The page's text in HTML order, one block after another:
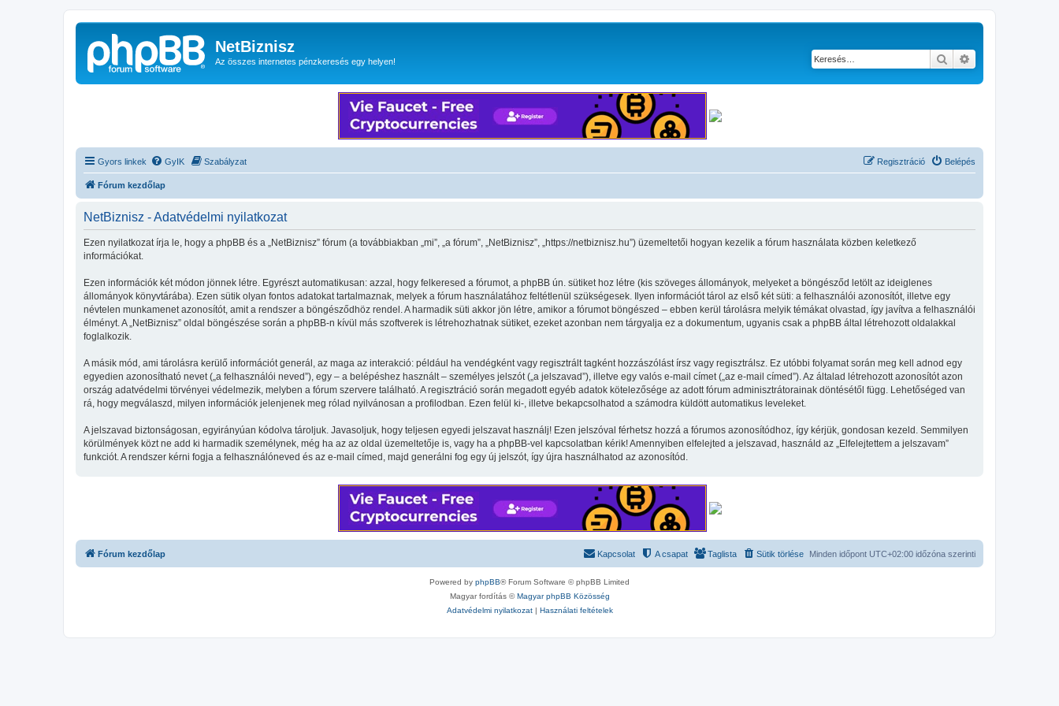
NetBiznisz
Az összes internetes pénzkeresés egy helyen! Keresés
Gyors linkek GyIK Szabályzat Belépés
Regisztráció
Fórum kezdőlap
NetBiznisz - Adatvédelmi nyilatkozat
Ezen nyilatkozat írja le, hogy a phpBB és a „NetBiznisz” fórum (a továbbiakban „mi”, „a fórum”, „NetBiznisz”, „https://netbiznisz.hu”) üzemeltetői hogyan kezelik a fórum használata közben keletkező
információkat.
Ezen információk két módon jönnek létre. Egyrészt automatikusan: azzal, hogy felkeresed a fórumot, a phpBB ún. sütiket hoz létre (kis szöveges állományok, melyeket a böngésződ letölt az ideiglenes
állományok könyvtárába). Ezen sütik olyan fontos adatokat tartalmaznak, melyek a fórum használatához feltétlenül szükségesek. Ilyen információt tárol az első két süti: a felhasználói azonosítót, illetve egy
névtelen munkamenet azonosítót, amit a rendszer a böngésződhöz rendel. A harmadik süti akkor jön létre, amikor a fórumot böngészed – ebben kerül tárolásra melyik témákat olvastad, így javítva a felhasználói
élményt. A „NetBiznisz” oldal böngészése során a phpBB-n kívül más szoftverek is létrehozhatnak sütiket, ezeket azonban nem tárgyalja ez a dokumentum, ugyanis csak a phpBB által létrehozott oldalakkal
foglalkozik.
A másik mód, ami tárolásra kerülő információt generál, az maga az interakció: például ha vendégként vagy regisztrált tagként hozzászólást írsz vagy regisztrálsz. Ez utóbbi folyamat során meg kell adnod egy
egyedien azonosítható nevet („a felhasználói neved”), egy – a belépéshez használt – személyes jelszót („a jelszavad”), illetve egy valós e-mail címet („az e-mail címed”). Az általad létrehozott azonosítót azon
ország adatvédelmi törvényei védelmezik, melyben a fórum szervere található. A regisztráció során megadott egyéb adatok kötelezősége az adott fórum adminisztrátorainak döntésétől függ. Lehetőséged van
rá, hogy megválaszd, milyen információk jelenjenek meg rólad nyilvánosan a profilodban. Ezen felül ki-, illetve bekapcsolhatod a számodra küldött automatikus leveleket.
A jelszavad biztonságosan, egyirányúan kódolva tároljuk. Javasoljuk, hogy teljesen egyedi jelszavat használj! Ezen jelszóval férhetsz hozzá a fórumos azonosítódhoz, így kérjük, gondosan kezeld. Semmilyen
körülmények közt ne add ki harmadik személynek, még ha az az oldal üzemeltetője is, vagy ha a phpBB-vel kapcsolatban kérik! Amennyiben elfelejted a jelszavad, használd az „Elfelejtettem a jelszavam”
funkciót. A rendszer kérni fogja a felhasználóneved és az e-mail címed, majd generálni fog egy új jelszót, így újra használhatod az azonosítód.
Fórum kezdőlap Minden időpont UTC+02:00 időzóna szerinti
Sütik törlése
Taglista
A csapat
Kapcsolat
Powered by phpBB® Forum Software © phpBB Limited
Magyar fordítás ©Magyar phpBB Közösség
Adatvédelmi nyilatkozat| Használati feltételek